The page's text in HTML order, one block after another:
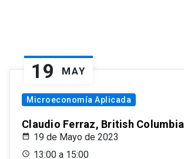
19 MAY
Microeconomía Aplicada
Claudio Ferraz, British Columbia
19 de Mayo de 2023
13:00 a 15:00